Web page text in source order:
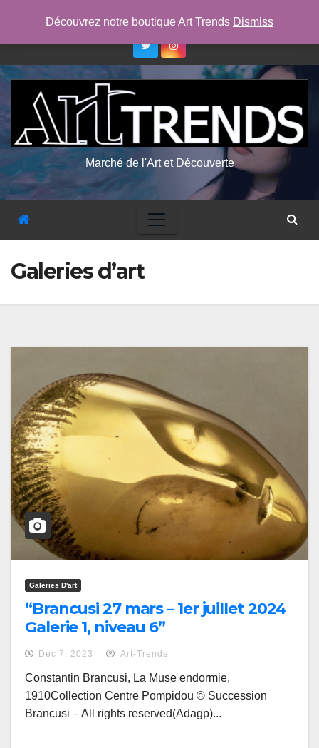
sam. Août 8th, 2026 11:22:57 AM
Marché de l'Art et Découverte
Galeries d’art
Galeries D'art
“Brancusi 27 mars – 1er juillet 2024
Galerie 1, niveau 6”
Déc 7, 2023 Art-Trends
Constantin Brancusi, La Muse endormie,
1910Collection Centre Pompidou © Succession
Brancusi – All rights reserved(Adagp)...
Découvrez notre boutique Art Trends Dismiss